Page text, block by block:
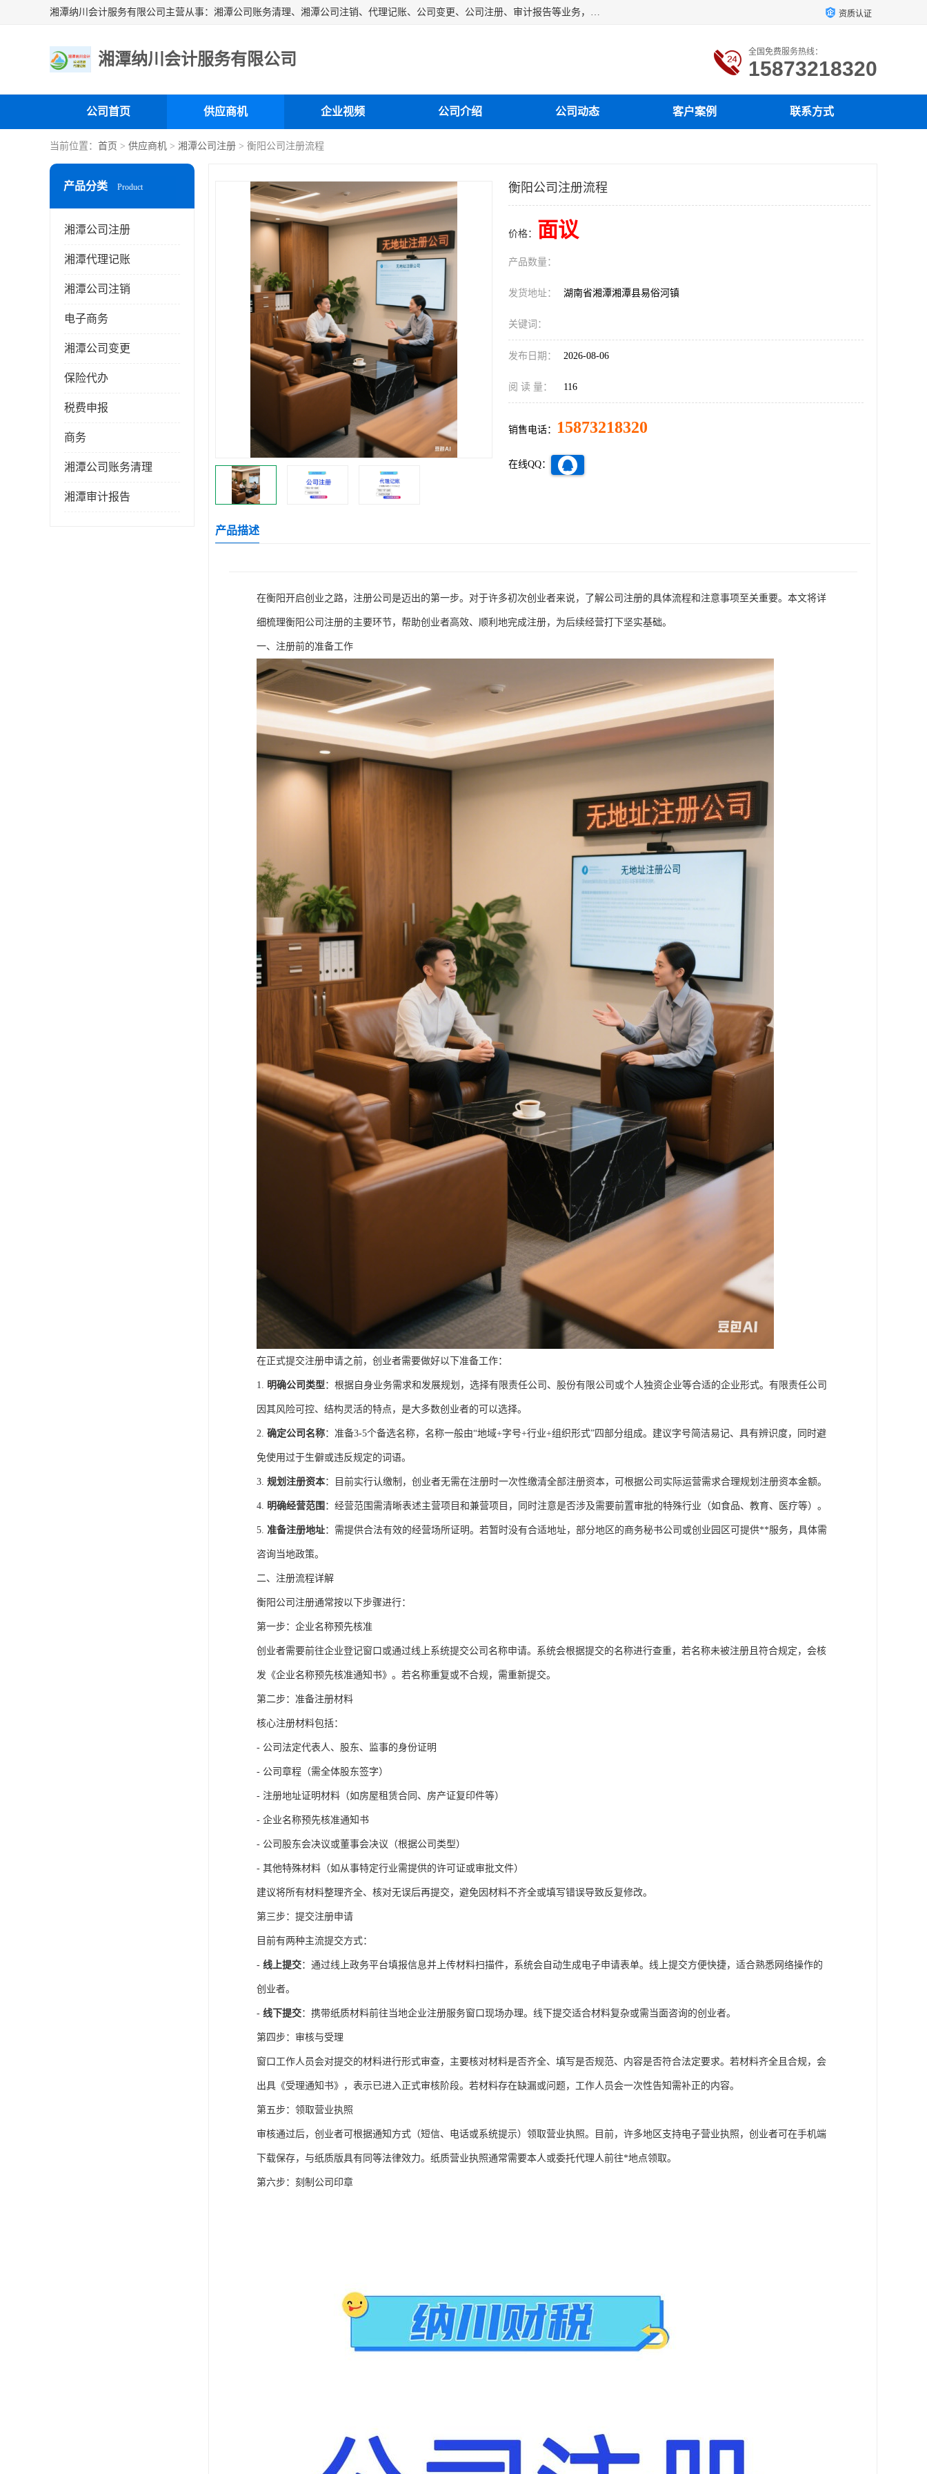
湘潭纳川会计服务有限公司主营从事：湘潭公司账务清理、湘潭公司注销、代理记账、公司变更、公司注册、审计报告等业务，公司设立有专门的代理注册部门，现有工商代办专员，部门经理从事工商代办多年，对各地区公司注册、公司变更、进出口业务等流程以及各行业公司注册、变更所需注意的细节都非常熟悉。 资质认证
湘潭纳川会计服务有限公司 全国免费服务热线：
15873218320
公司首页 供应商机 企业视频 公司介绍 公司动态 客户案例 联系方式
当前位置： 首页 > 供应商机 > 湘潭公司注册 > 衡阳公司注册流程
产品分类 Product
湘潭公司注册
湘潭代理记账
湘潭公司注销
电子商务
湘潭公司变更
保险代办
税费申报
商务
湘潭公司账务清理
湘潭审计报告
衡阳公司注册流程
价格： 面议
产品数量：
发货地址： 湖南省湘潭湘潭县易俗河镇
关键词：
发布日期： 2026-08-06
阅 读 量： 116
销售电话： 15873218320
在线QQ：
产品描述
在衡阳开启创业之路，注册公司是迈出的第一步。对于许多初次创业者来说，了解公司注册的具体流程和注意事项至关重要。本文将详
细梳理衡阳公司注册的主要环节，帮助创业者高效、顺利地完成注册，为后续经营打下坚实基础。
一、注册前的准备工作
在正式提交注册申请之前，创业者需要做好以下准备工作：
1. 明确公司类型：根据自身业务需求和发展规划，选择有限责任公司、股份有限公司或个人独资企业等合适的企业形式。有限责任公司
因其风险可控、结构灵活的特点，是大多数创业者的可以选择。
2. 确定公司名称：准备3-5个备选名称，名称一般由“地域+字号+行业+组织形式”四部分组成。建议字号简洁易记、具有辨识度，同时避
免使用过于生僻或违反规定的词语。
3. 规划注册资本：目前实行认缴制，创业者无需在注册时一次性缴清全部注册资本，可根据公司实际运营需求合理规划注册资本金额。
4. 明确经营范围 ：经营范围需清晰表述主营项目和兼营项目，同时注意是否涉及需要前置审批的特殊行业（如食品、教育、医疗等）。
5. 准备注册地址：需提供合法有效的经营场所证明。若暂时没有合适地址，部分地区的商务秘书公司或创业园区可提供**服务，具体需
咨询当地政策。
二、注册流程详解
衡阳公司注册通常按以下步骤进行：
第一步：企业名称预先核准
创业者需要前往企业登记窗口或通过线上系统提交公司名称申请。系统会根据提交的名称进行查重，若名称未被注册且符合规定，会核
发《企业名称预先核准通知书》。若名称重复或不合规，需重新提交。
第二步：准备注册材料
核心注册材料包括：
- 公司法定代表人、股东、监事的身份证明
- 公司章程（需全体股东签字）
- 注册地址证明材料（如房屋租赁合同、房产证复印件等）
- 企业名称预先核准通知书
- 公司股东会决议或董事会决议（根据公司类型）
- 其他特殊材料（如从事特定行业需提供的许可证或审批文件）
建议将所有材料整理齐全、核对无误后再提交，避免因材料不齐全或填写错误导致反复修改。
第三步：提交注册申请
目前有两种主流提交方式：
- 线上提交：通过线上政务平台填报信息并上传材料扫描件，系统会自动生成电子申请表单。线上提交方便快捷，适合熟悉网络操作的
创业者。
- 线下提交：携带纸质材料前往当地企业注册服务窗口现场办理。线下提交适合材料复杂或需当面咨询的创业者。
第四步：审核与受理
窗口工作人员会对提交的材料进行形式审查，主要核对材料是否齐全、填写是否规范、内容是否符合法定要求。若材料齐全且合规，会
出具《受理通知书》，表示已进入正式审核阶段。若材料存在缺漏或问题，工作人员会一次性告知需补正的内容。
第五步：领取营业执照
审核通过后，创业者可根据通知方式（短信、电话或系统提示）领取营业执照。目前，许多地区支持电子营业执照，创业者可在手机端
下载保存，与纸质版具有同等法律效力。纸质营业执照通常需要本人或委托代理人前往*地点领取。
第六步：刻制公司印章